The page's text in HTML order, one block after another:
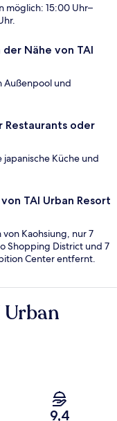
möglich: 15:00 Uhr–
Nähe von TAI
Außenpool und
Restaurants oder
Küche und
TAI Urban Resort
Kaohsiung, nur 7
Shopping District und 7
Center entfernt.
Urban
9,4